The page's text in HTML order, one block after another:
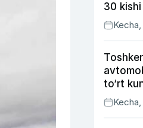
30 kishi
to‘rt
Kecha,